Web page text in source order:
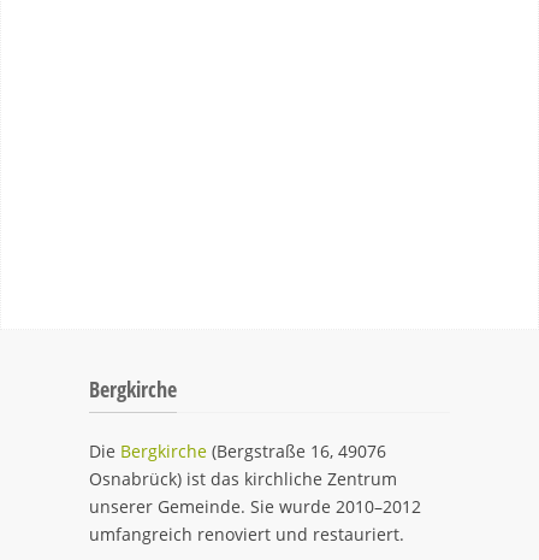
Bergkirche
Die Bergkirche (Bergstraße 16, 49076
Osnabrück) ist das kirchliche Zentrum
unserer Gemeinde. Sie wurde 2010–2012
umfangreich renoviert und restauriert.